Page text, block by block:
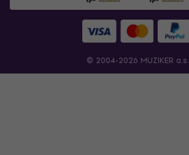
© 2004-2026 MUZIKER a.s.